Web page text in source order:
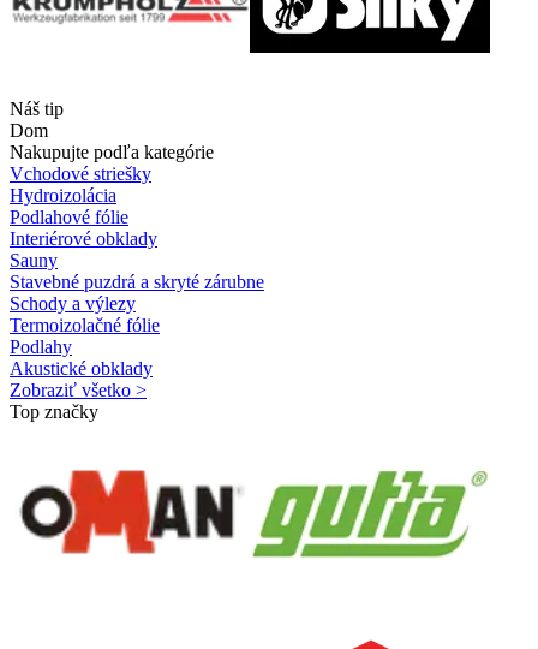
Náš tip
Dom
Nakupujte podľa kategórie
Vchodové striešky
Hydroizolácia
Podlahové fólie
Interiérové obklady
Sauny
Stavebné puzdrá a skryté zárubne
Schody a výlezy
Termoizolačné fólie
Podlahy
Akustické obklady
Zobraziť všetko >
Top značky